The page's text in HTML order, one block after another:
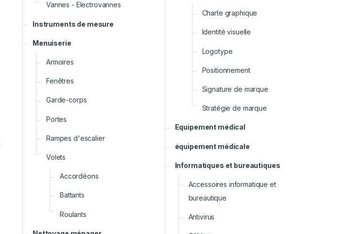
Vannes - Electrovannes
Instruments de mesure
Menuiserie
Armoires
Fenêtres
Garde-corps
Portes
Rampes d'escalier
Volets
Accordéons
Battants
Roulants
Charte graphique
Identité visuelle
Logotype
Positionnement
Signature de marque
Stratégie de marque
Equipement médical
équipement médicale
Informatiques et bureautiques
Accessoires informatique et
bureautique
Antivirus